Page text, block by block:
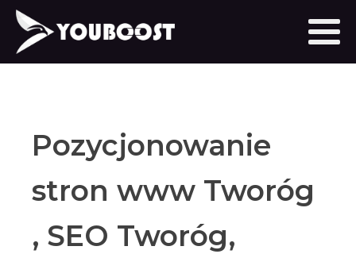
Pozycjonowanie
stron www Tworóg
, SEO Tworóg,